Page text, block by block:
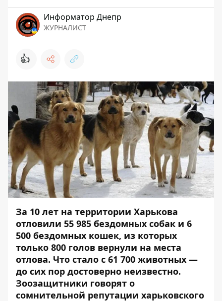
Информатор Днепр
ЖУРНАЛИСТ
👍
За 10 лет на территории Харькова
отловили 55 985 бездомных собак и 6
500 бездомных кошек, из которых
только 800 голов вернули на места
отлова. Что стало с 61 700 животных —
до сих пор достоверно неизвестно.
Зоозащитники говорят о
сомнительной репутации харьковского